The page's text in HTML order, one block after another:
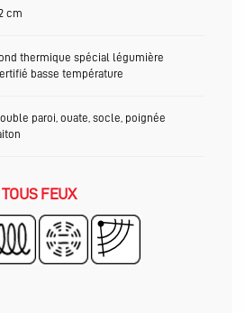
cm
thermique spécial légumière
basse température
paroi, ouate, socle, poignée
FEUX